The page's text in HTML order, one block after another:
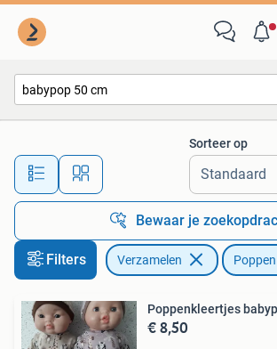
Alle afstanden…
Sorteer op
Bewaar je
Filters Verzamelen Poppen
Poppenkleertjes
€ 8,50